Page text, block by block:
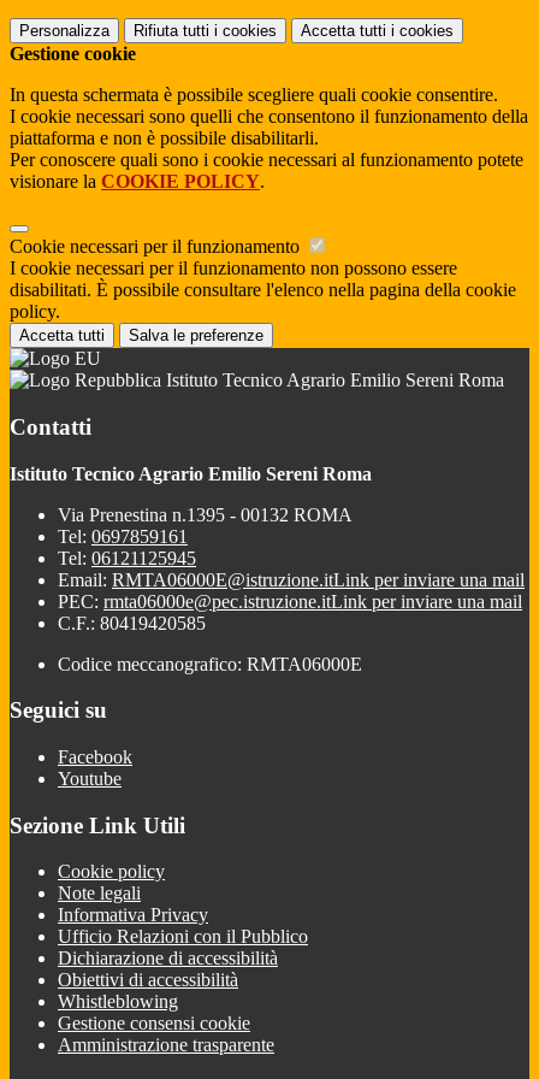
Personalizza Rifiuta tutti i cookies Accetta tutti i cookies
Gestione cookie
In questa schermata è possibile scegliere quali cookie consentire.
I cookie necessari sono quelli che consentono il funzionamento della
piattaforma e non è possibile disabilitarli.
Per conoscere quali sono i cookie necessari al funzionamento potete
visionare la COOKIE POLICY.
Cookie necessari per il funzionamento
I cookie necessari per il funzionamento non possono essere
disabilitati. È possibile consultare l'elenco nella pagina della cookie
policy.
Accetta tutti Salva le preferenze
Istituto Tecnico Agrario Emilio Sereni Roma
Contatti
Istituto Tecnico Agrario Emilio Sereni Roma
Via Prenestina n.1395 - 00132 ROMA
Tel: 0697859161
Tel: 06121125945
Email: RMTA06000E@istruzione.itLink per inviare una mail
PEC: rmta06000e@pec.istruzione.itLink per inviare una mail
C.F.: 80419420585
Codice meccanografico: RMTA06000E
Seguici su
Facebook
Youtube
Sezione Link Utili
Cookie policy
Note legali
Informativa Privacy
Ufficio Relazioni con il Pubblico
Dichiarazione di accessibilità
Obiettivi di accessibilità
Whistleblowing
Gestione consensi cookie
Amministrazione trasparente